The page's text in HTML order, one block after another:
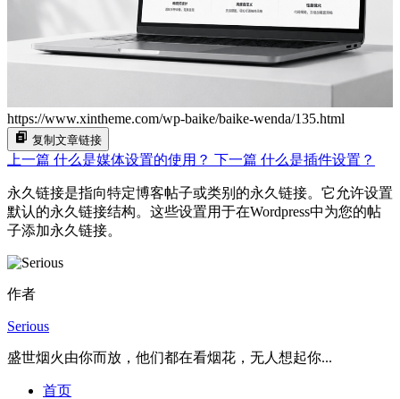
https://www.xintheme.com/wp-baike/baike-wenda/135.html
复制文章链接
上一篇 什么是媒体设置的使用？ 下一篇 什么是插件设置？
永久链接是指向特定博客帖子或类别的永久链接。它允许设置
默认的永久链接结构。这些设置用于在Wordpress中为您的帖
子添加永久链接。
作者
Serious
盛世烟火由你而放，他们都在看烟花，无人想起你...
首页